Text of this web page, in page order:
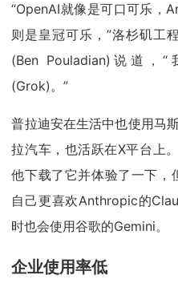
“OpenAI就像是可口可乐，
则是皇冠可乐，”洛杉矶工
(Ben Pouladian)说道，
(Grok)。”
普拉迪安在生活中也使用马
拉汽车，也活跃在X平台上
他下载了它并体验了一下，
自己更喜欢Anthropic的
时也会使用谷歌的Gemini。
企业使用率低